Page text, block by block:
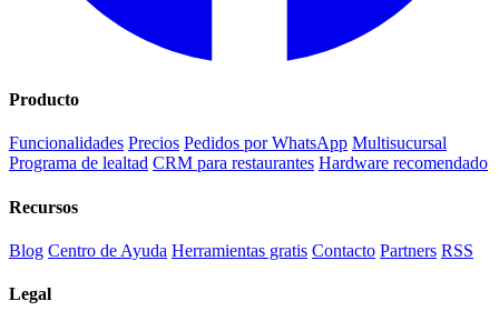
Producto
Funcionalidades Precios Pedidos por WhatsApp Multisucursal
Programa de lealtad CRM para restaurantes Hardware recomendado
Recursos
Blog Centro de Ayuda Herramientas gratis Contacto Partners RSS
Legal